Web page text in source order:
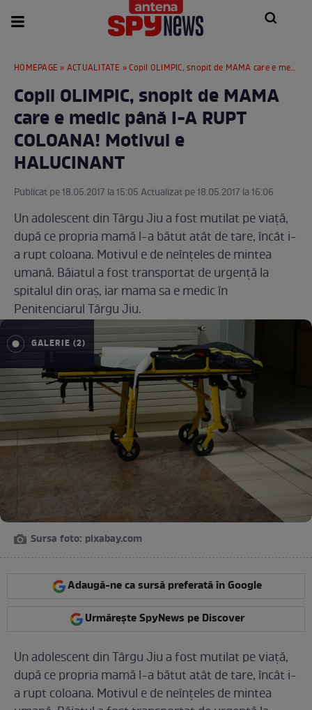
HOMEPAGE » ACTUALITATE » Copil OLIMPIC, snopit de MAMA care e medic până I-A RUPT COLOANA! Motivul e HALUCINANT
Copil OLIMPIC, snopit de MAMA
care e medic până I-A RUPT
COLOANA! Motivul e
HALUCINANT
Publicat pe 18.05.2017 la 15:05 Actualizat pe 18.05.2017 la 16:06
Un adolescent din Târgu Jiu a fost mutilat pe viaţă,
după ce propria mamă l-a bătut atât de tare, încât i-
a rupt coloana. Motivul e de neînţeles de mintea
umană. Băiatul a fost transportat de urgență la
spitalul din oraş, iar mama sa e medic în
Penitenciarul Târgu Jiu.
GALERIE (2)
Sursa foto: pixabay.com
Adaugă-ne ca sursă preferată în Google
Urmărește SpyNews pe Discover
Un adolescent din Târgu Jiu a fost mutilat pe viaţă,
după ce propria mamă l-a bătut atât de tare, încât i-
a rupt coloana. Motivul e de neînţeles de mintea